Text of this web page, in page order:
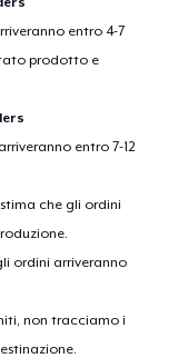
entro 4-7
prodotto e
entro 7-12
stima che gli ordini
ordini arriveranno
non tracciamo i